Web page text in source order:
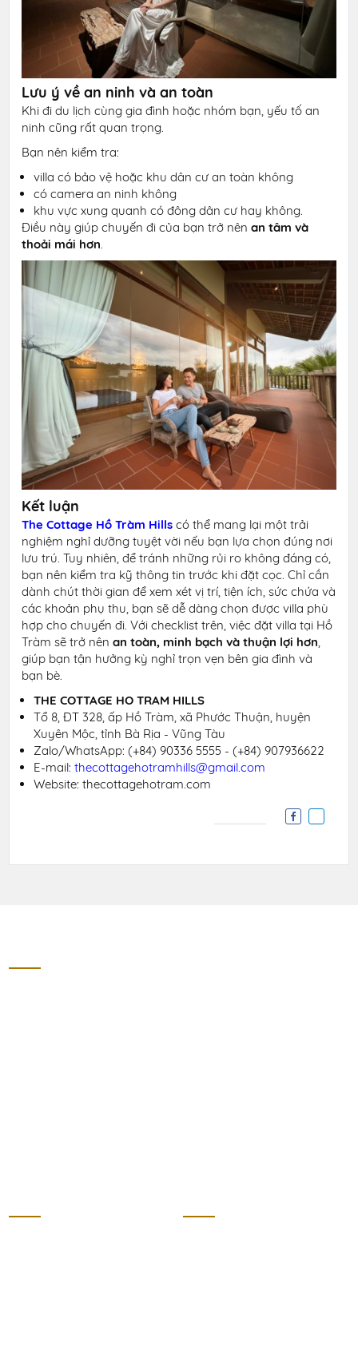
Lưu ý về an ninh và an toàn
Khi đi du lịch cùng gia đình hoặc nhóm bạn, yếu tố an
ninh cũng rất quan trọng.
Bạn nên kiểm tra:
villa có bảo vệ hoặc khu dân cư an toàn không
có camera an ninh không
khu vực xung quanh có đông dân cư hay không.
Điều này giúp chuyến đi của bạn trở nênan tâm và
thoải mái hơn.
Kết luận
The Cottage Hồ Tràm Hills có thể mang lại một trải
nghiệm nghỉ dưỡng tuyệt vời nếu bạn lựa chọn đúng nơi
lưu trú. Tuy nhiên, để tránh những rủi ro không đáng có,
bạn nên kiểm tra kỹ thông tin trước khi đặt cọc. Chỉ cần
dành chút thời gian để xem xét vị trí, tiện ích, sức chứa và
các khoản phụ thu, bạn sẽ dễ dàng chọn được villa phù
hợp cho chuyến đi. Với checklist trên, việc đặt villa tại Hồ
Tràm sẽ trở nênan toàn, minh bạch và thuận lợi hơn,
giúp bạn tận hưởng kỳ nghỉ trọn vẹn bên gia đình và
bạn bè.
THE COTTAGE HO TRAM HILLS
Tổ 8, ĐT 328, ấp Hồ Tràm, xã Phước Thuận, huyện
Xuyên Mộc, tỉnh Bà Rịa - Vũng Tàu
Zalo/WhatsApp:(+84) 90336 5555 - (+84) 907936622
E-mail:thecottagehotramhills@gmail.com
Website: thecottagehotram.com